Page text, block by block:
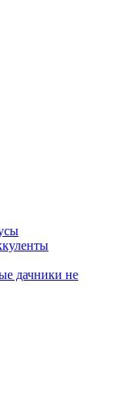
дачники не